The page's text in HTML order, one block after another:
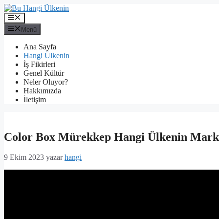
İçeriğe
atla
Menü
Menü
Ana Sayfa
Hangi Ülkenin
İş Fikirleri
Genel Kültür
Neler Oluyor?
Hakkımızda
İletişim
Color Box Mürekkep Hangi Ülkenin
9 Ekim 2023 yazarhangi